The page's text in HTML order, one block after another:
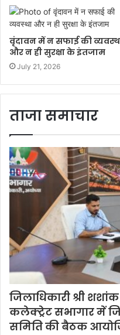
वृंदावन में न सफाई की
और न ही सुरक्षा के इंतजाम
July 21, 2026
ताजा समाचार
जिलाधिकारी श्री शशांक
कलेक्ट्रेट सभागार में
समिति की बैठक